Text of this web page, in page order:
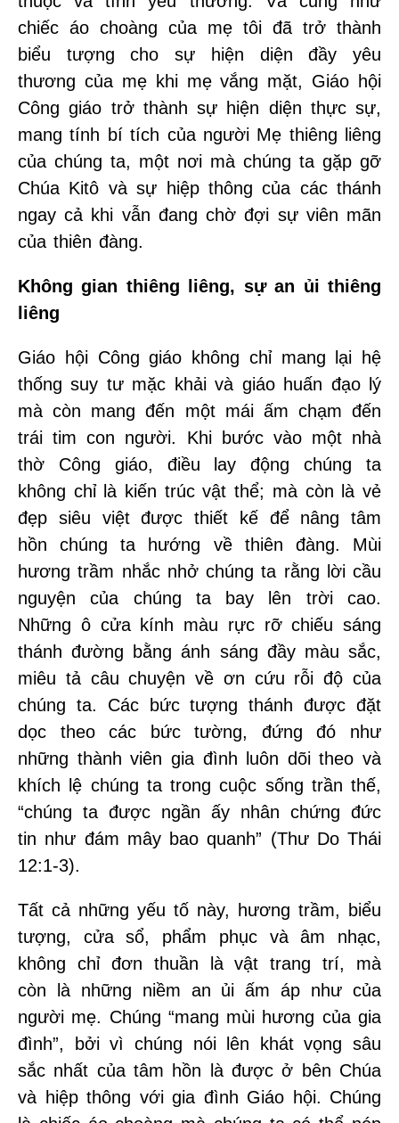
chiếc áo choàng của mẹ tôi đã trở thành
biểu tượng cho sự hiện diện đầy yêu
thương của mẹ khi mẹ vắng mặt, Giáo hội
Công giáo trở thành sự hiện diện thực sự,
mang tính bí tích của người Mẹ thiêng liêng
của chúng ta, một nơi mà chúng ta gặp gỡ
Chúa Kitô và sự hiệp thông của các thánh
ngay cả khi vẫn đang chờ đợi sự viên mãn
của thiên đàng.
Không gian thiêng liêng, sự an ủi thiêng
liêng
Giáo hội Công giáo không chỉ mang lại hệ
thống suy tư mặc khải và giáo huấn đạo lý
mà còn mang đến một mái ấm chạm đến
trái tim con người. Khi bước vào một nhà
thờ Công giáo, điều lay động chúng ta
không chỉ là kiến trúc vật thể; mà còn là vẻ
đẹp siêu việt được thiết kế để nâng tâm
hồn chúng ta hướng về thiên đàng. Mùi
hương trầm nhắc nhở chúng ta rằng lời cầu
nguyện của chúng ta bay lên trời cao.
Những ô cửa kính màu rực rỡ chiếu sáng
thánh đường bằng ánh sáng đầy màu sắc,
miêu tả câu chuyện về ơn cứu rỗi độ của
chúng ta. Các bức tượng thánh được đặt
dọc theo các bức tường, đứng đó như
những thành viên gia đình luôn dõi theo và
khích lệ chúng ta trong cuộc sống trần thế,
“chúng ta được ngần ấy nhân chứng đức
tin như đám mây bao quanh” (Thư Do Thái
12:1-3).
Tất cả những yếu tố này, hương trầm, biểu
tượng, cửa sổ, phẩm phục và âm nhạc,
không chỉ đơn thuần là vật trang trí, mà
còn là những niềm an ủi ấm áp như của
người mẹ. Chúng “mang mùi hương của gia
đình”, bởi vì chúng nói lên khát vọng sâu
sắc nhất của tâm hồn là được ở bên Chúa
và hiệp thông với gia đình Giáo hội. Chúng